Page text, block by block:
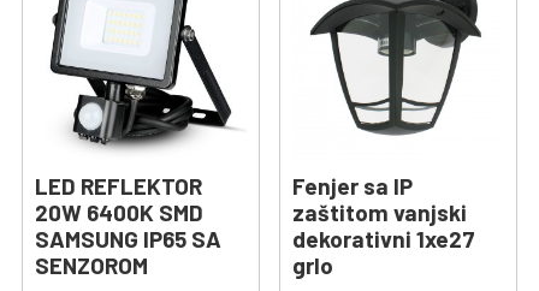
LED REFLEKTOR
20W 6400K SMD
SAMSUNG IP65 SA
SENZOROM
Fenjer sa IP
zaštitom vanjski
dekorativni 1xe27
grlo